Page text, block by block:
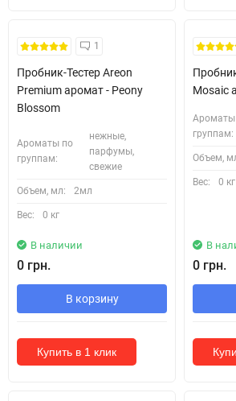
Кожні 1500₴ чеку = 1 тестер
1
Пробник-Тестер Areon
Premium аромат - Peony
Blossom
Ароматы по
группам:
нежные,
парфумы,
свежие
Объем, мл: 2мл
Вес: 0 кг
В наличии
0 грн.
В корзину
Купить в 1 клик
Кожні
Mosaic
Ароматы
группам:
Объем,
Вес: 0 кг
В
0 грн.